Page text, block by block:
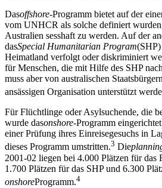
Dasoffshore-Programm bietet auf der
vom UNHCR als solche definiert
Australien sesshaft zu werden. Auf der
dasSpecial Humanitarian Program
Heimatland verfolgt oder diskriminiert
für Menschen, die mit Hilfe des SHP
muss aber von australischen
ansässigen Organisation unterstützt
Für Flüchtlinge oder Asylsuchende, die
wurde dasonshore-Programm
einer Prüfung ihres Einreisegesuchs in
dieses Programm umstritten.3 Die
2001-02 liegen bei 4.000 Plätzen für das
1.700 Plätzen für das SHP und 6.300
onshoreProgramm.4